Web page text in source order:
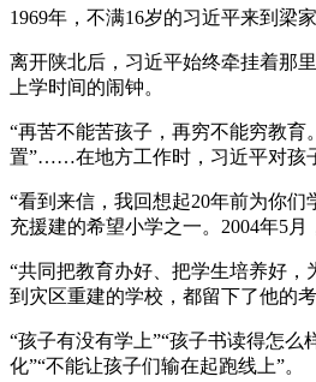
1969年，不满16岁的习近平来到梁
离开陕北后，习近平始终牵挂着那
上学时间的闹钟。
“再苦不能苦孩子，再穷不能穷教育
置”……在地方工作时，习近平对孩
“看到来信，我回想起20年前为你
充援建的希望小学之一。2004年5
“共同把教育办好、把学生培养好
到灾区重建的学校，都留下了他的考
“孩子有没有学上”“孩子书读得怎
化”“不能让孩子们输在起跑线上”。